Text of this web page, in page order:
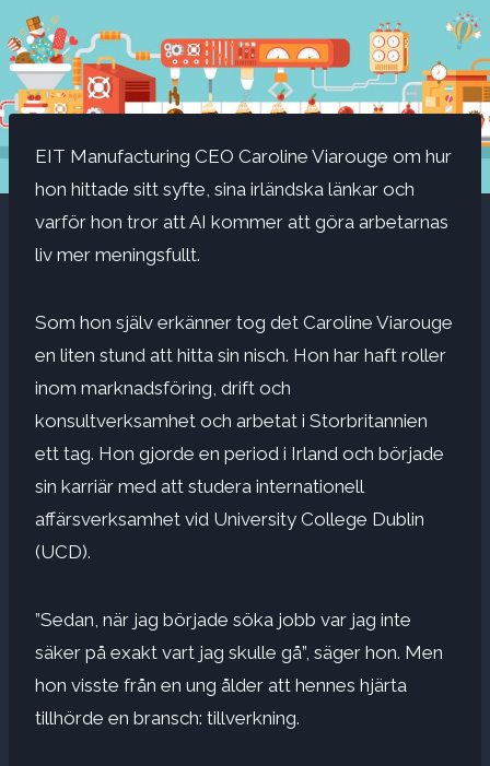
EIT Manufacturing CEO Caroline Viarouge om hur
hon hittade sitt syfte, sina irländska länkar och
varför hon tror att AI kommer att göra arbetarnas
liv mer meningsfullt.
Som hon själv erkänner tog det Caroline Viarouge
en liten stund att hitta sin nisch. Hon har haft roller
inom marknadsföring, drift och
konsultverksamhet och arbetat i Storbritannien
ett tag. Hon gjorde en period i Irland och började
sin karriär med att studera internationell
affärsverksamhet vid University College Dublin
(UCD).
”Sedan, när jag började söka jobb var jag inte
säker på exakt vart jag skulle gå”, säger hon. Men
hon visste från en ung ålder att hennes hjärta
tillhörde en bransch: tillverkning.